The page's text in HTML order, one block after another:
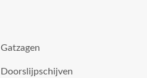
Gatzagen
Doorslijpschijven